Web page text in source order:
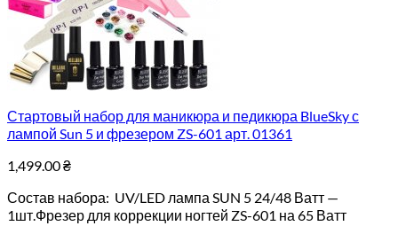
Стартовый набор для маникюра и педикюра BlueSky с
лампой Sun 5 и фрезером ZS-601 арт. 01361
1,499.00₴
Состав набора: UV/LED лампа SUN 5 24/48 Ватт —
1шт.Фрезер для коррекции ногтей ZS-601 на 65 Ватт